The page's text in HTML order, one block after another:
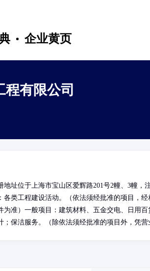
企业黄页
有限公司
址位于上海市宝山区爱辉路201号2幢、3幢，
各类工程建设活动。（依法须经批准的项目，
为准）一般项目：建筑材料、五金交电、日用
保洁服务。（除依法须经批准的项目外，凭营